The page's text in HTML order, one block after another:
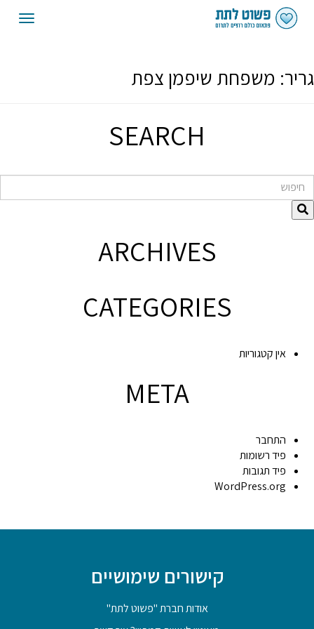
גריר: משפחת שיפמן צפת
SEARCH
חיפוש
ARCHIVES
CATEGORIES
אין קטגוריות
META
התחבר
פיד רשומות
פיד תגובות
WordPress.org
קישורים שימושיים
אודות חברת "פשוט לתת"